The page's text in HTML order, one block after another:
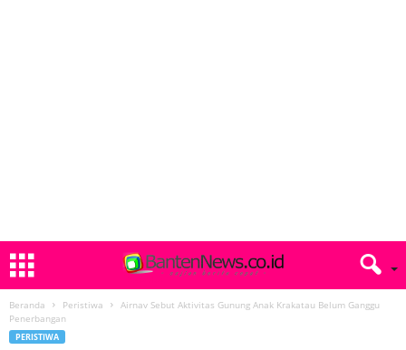
Beranda Peristiwa
Airnav Sebut Aktivitas Gunung Anak Krakatau Belum Ganggu
Penerbangan
PERISTIWA